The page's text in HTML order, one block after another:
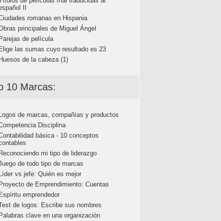
II
romanas en Hispania
principales de Miguel Ángel
de película
las sumas cuyo resultado es 23
de la cabeza (1)
10 Marcas:
de marcas, compañías y productos
Disciplina
básica - 10 conceptos
mi tipo de liderazgo
de todo tipo de marcas
vs jefe: Quién es mejor
de Emprendimiento: Cuentas
emprendedor
de logos: Escribe sus nombres
clave en una organización